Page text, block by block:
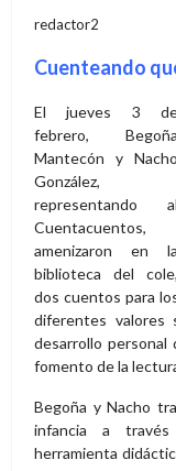
redactor2
Cuenteando
El jueves 3
febrero, Begoña
Mantecón y Nacho
González,
representando al
Cuentacuentos,
amenizaron en la
biblioteca del cole,
dos cuentos para
diferentes valores
desarrollo personal
fomento de la
Begoña y Nacho
infancia a
herramienta